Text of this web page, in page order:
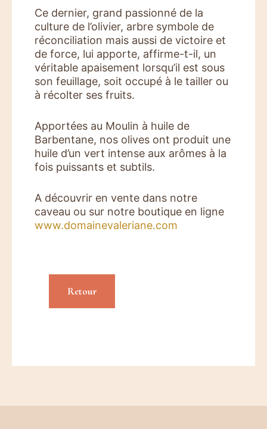
Ce dernier, grand passionné de la
culture de l’olivier, arbre symbole de
réconciliation mais aussi de victoire et
de force, lui apporte, affirme-t-il, un
véritable apaisement lorsqu’il est sous
son feuillage, soit occupé à le tailler ou
à récolter ses fruits.
Apportées au Moulin à huile de
Barbentane, nos olives ont produit une
huile d’un vert intense aux arômes à la
fois puissants et subtils.
A découvrir en vente dans notre
caveau ou sur notre boutique en ligne
www.domainevaleriane.com
Retour